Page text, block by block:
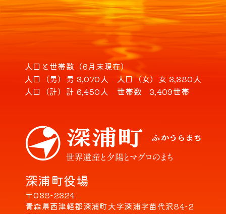
深浦町役場
〒038-2324
青森県西津軽郡深浦町大字深浦字苗代沢84-2
人口と世帯数（6月末現在）
人口（男） 男 3,070人 人口（女） 女 3,380人
人口（計） 計 6,450人 世帯数 3,409世帯